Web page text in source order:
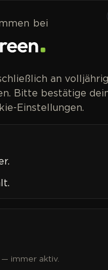
Home
bei
an
Bitte bestätige
Einstellungen.
immer aktiv.